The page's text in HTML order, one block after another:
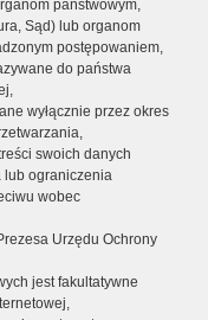
państwowym,
Sąd) lub organom
postępowaniem,
do państwa
wyłącznie przez okres
swoich danych
lub ograniczenia
wobec
Urzędu Ochrony
jest fakultatywne